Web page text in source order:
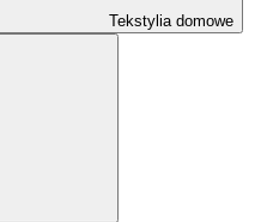
Tekstylia domowe